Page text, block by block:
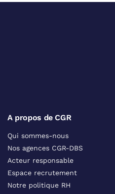
A propos de CGR
Qui sommes-nous
Nos agences CGR-DBS
Acteur responsable
Espace recrutement
Notre politique RH